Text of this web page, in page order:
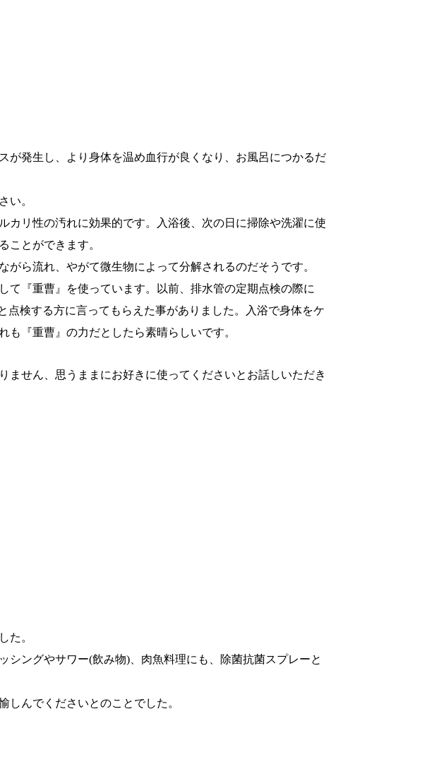
が発生し、より身体を温め血行が良くなり、お風呂につかるだ
い。
カリ性の汚れに効果的です。入浴後、次の日に掃除や洗濯に使
ことができます。
ら流れ、やがて微生物によって分解されるのだそうです。
て『重曹』を使っています。以前、排水管の定期点検の際に
点検する方に言ってもらえた事がありました。入浴で身体をケ
『重曹』の力だとしたら素晴らしいです。
せん、思うままにお好きに使ってくださいとお話しいただき
た。
ングやサワー(飲み物)、肉魚料理にも、除菌抗菌スプレーと
しんでくださいとのことでした。